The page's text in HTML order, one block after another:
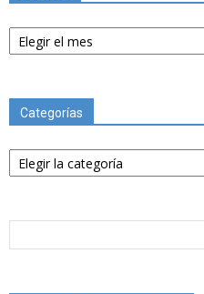
Archivos
Categorías
Categorías